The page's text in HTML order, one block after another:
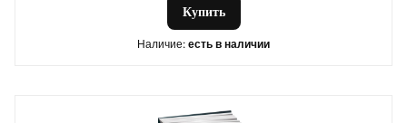
Купить
Наличие: есть в наличии